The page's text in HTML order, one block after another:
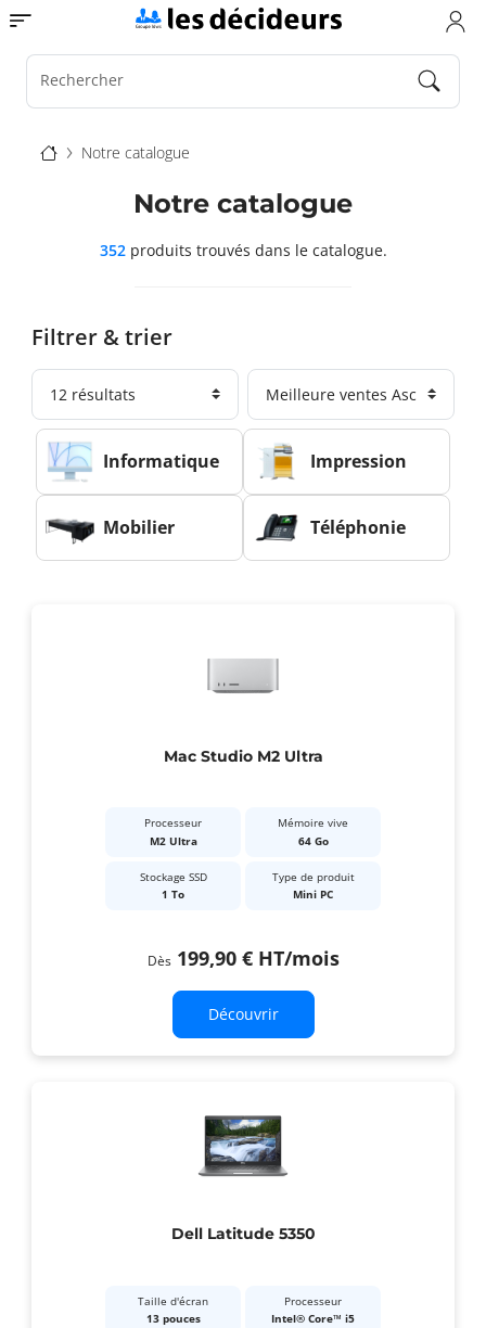
Aller
au
contenu
principal
Toggle navigation
Rechercher
Fil
Notre catalogue
Filtrer & trier
Informatique Impression
Mobilier Téléphonie
Notre catalogue
352produits trouvés dans le catalogue.
Mac Studio M2 Ultra
Processeur
M2 Ultra
Mémoire vive
64 Go
Stockage SSD
1 To
Type de produit
Mini PC
Dès 199,90 € HT/mois
Découvrir
Dell Latitude 5350
Taille d'écran
13 pouces
Processeur
Intel® Core™ i5